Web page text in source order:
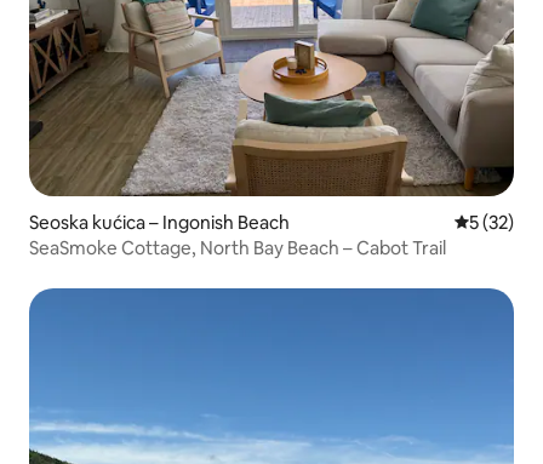
Seoska kućica – Ingonish Beach Prosječna
5 (32)
SeaSmoke Cottage, North Bay Beach – Cabot Trail